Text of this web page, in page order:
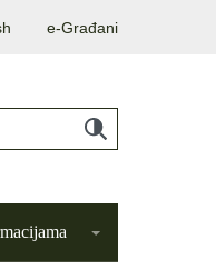
e-Građani